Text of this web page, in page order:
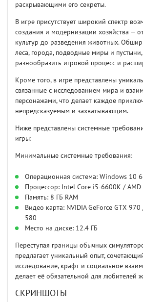
раскрывающими его секреты.
В игре присутствует широкий спектр
создания и модернизации хозяйства —
культур до разведения животных.
леса, города, подводные миры и пустыни,
разнообразить игровой процесс и
Кроме того, в игре представлены
связанные с исследованием мира и
персонажами, что делает каждое
непредсказуемым и захватывающим.
Ниже представлены системные
игры:
Минимальные системные требования:
Операционная система: Windows 10
Процессор: Intel Core i5-6600K / AMD
Память: 8 ГБ RAM
Видео карта: NVIDIA GeForce GTX 970
580
Место на диске: 12.4 ГБ
Переступая границы обычных
предлагает уникальный опыт,
исследование, крафт и социальное
делает её обязательной для любителей
СКРИНШОТЫ